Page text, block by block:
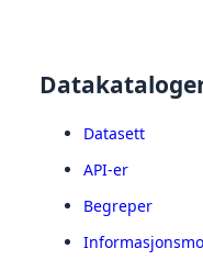
Datasett
API-er
Begreper